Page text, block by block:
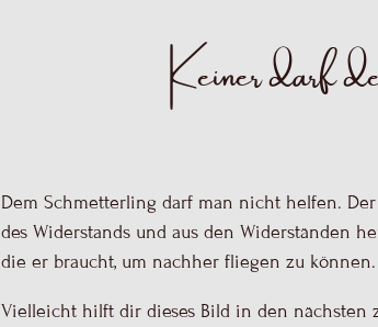
Dem Schmetterling darf man nicht helfen.
des Widerstands und aus den Widerständen
umzugehen.
Menschen, die die Zukunft fühlen, leben und
dass wir uns dadurch potenzieren und das ist